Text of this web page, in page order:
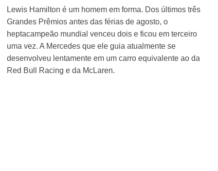
Lewis Hamilton é um homem em forma. Dos últimos três
Grandes Prêmios antes das férias de agosto, o
heptacampeão mundial venceu dois e ficou em terceiro
uma vez. A Mercedes que ele guia atualmente se
desenvolveu lentamente em um carro equivalente ao da
Red Bull Racing e da McLaren.